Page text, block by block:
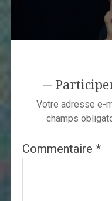
Votre adresse e-
champs
Commentaire *